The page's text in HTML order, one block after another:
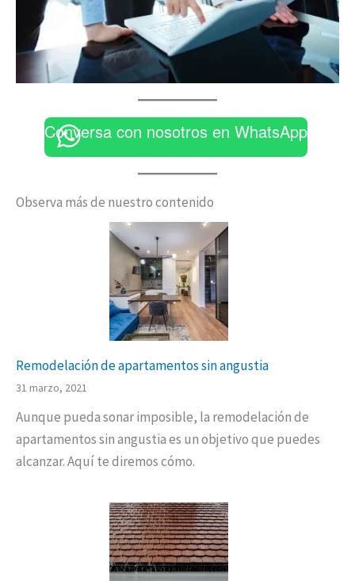
Conversa con nosotros en WhatsApp
Observa más de nuestro contenido
Remodelación de apartamentos sin angustia
31 marzo, 2021
Aunque pueda sonar imposible, la remodelación de
apartamentos sin angustia es un objetivo que puedes
alcanzar. Aquí te diremos cómo.